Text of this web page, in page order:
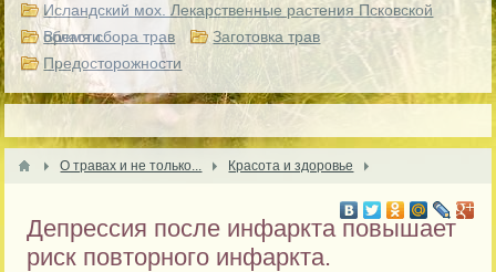
Исландский мох. Лекарственные растения Псковской
области.
Время сбора трав
Заготовка трав
Предосторожности
О травах и не только... Красота и здоровье
Депрессия после инфаркта повышает
риск повторного инфаркта.